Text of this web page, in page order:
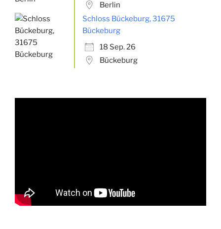
Berlin
Schloss Bückeburg, 31675
Bückeburg
18 Sep. 26
Bückeburg